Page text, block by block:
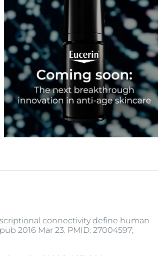
connectivity define human
2016 Mar 23. PMID: 27004597;